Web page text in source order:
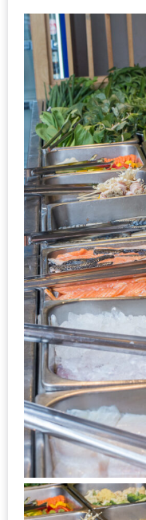
HOMEPRO
FAIR
2017
เชียงใหม่
จัด
เต็ม
กับ
แผนที่
ร้าน
หมู
กระทะ
ทั่ว
เชียงใหม่
งบ
ไม่
บาน
ปลาย
อิ่ม
ชิ
ไม่
เกิน